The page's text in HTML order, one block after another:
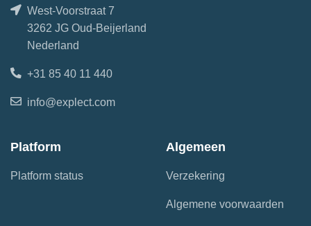
West-Voorstraat 7
3262 JG Oud-Beijerland
Nederland
+31 85 40 11 440
info@explect.com
Platform
Platform status
Algemeen
Verzekering
Algemene voorwaarden